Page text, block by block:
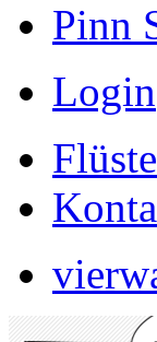
Pinn
Login